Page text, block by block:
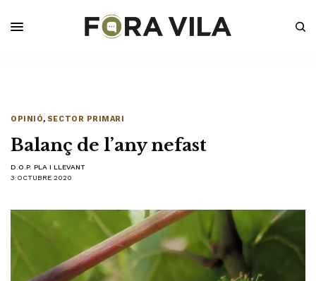
OPINIÓ, SECTOR PRIMARI
Balanç de l’any nefast
D.O.P. PLA I LLEVANT
3 OCTUBRE 2020